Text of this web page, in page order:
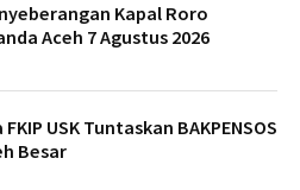
Kapal Roro
Aceh 7 Agustus 2026
USK Tuntaskan BAKPENSOS
Besar